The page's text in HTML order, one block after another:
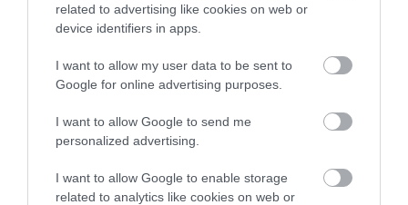
related to advertising like cookies on web or
device identifiers in apps.
I want to allow my user data to be sent to
Google for online advertising purposes.
I want to allow Google to send me
personalized advertising.
I want to allow Google to enable storage
related to analytics like cookies on web or
Μυρτώ Κοροβέση στο pagenews.gr: «Η κοινωνία ζητά
διαφάνεια, όχι άλλα σκάνδαλα» – Τι λέει για τον ΟΠΕΚΕΠΕ